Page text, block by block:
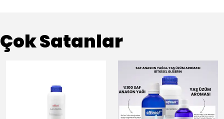
Çok Satanlar